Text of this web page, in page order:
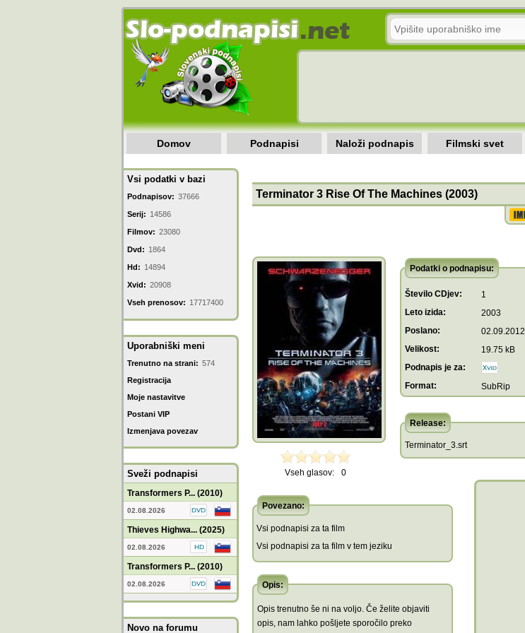
Domov Podnapisi Naloži podnapis Filmski svet
Vsi podatki v bazi
Podnapisov: 37666
Serij: 14586
Filmov: 23080
Dvd: 1864
Hd: 14894
Xvid: 20908
Vseh prenosov: 17717400
Uporabniški meni
Trenutno na strani: 574
Registracija
Moje nastavitve
Postani VIP
Izmenjava povezav
Sveži podnapisi
Transformers P... (2010)
02.08.2026
Thieves Highwa... (2025)
02.08.2026
Transformers P... (2010)
02.08.2026
Novo na forumu
Terminator 3 Rise Of The Machines (2003)
Vseh glasov: 0
Podatki o podnapisu:
Število CDjev: 1
Leto izida:
2003
Poslano:
02.09.2012
Velikost:
19.75 kB
Podnapis je za:
Format:
SubRip
Release:
Terminator_3.srt
Povezano:
Vsi podnapisi za ta film
Vsi podnapisi za ta film v tem jeziku
Opis:
Opis trenutno še ni na voljo. Če želite objaviti
opis, nam lahko pošljete sporočilo preko